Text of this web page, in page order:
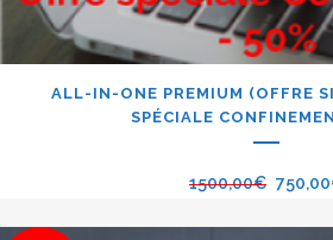
ALL-IN-ONE PREMIUM (OFFRE
SPÉCIALE
1500,00€ 750,00